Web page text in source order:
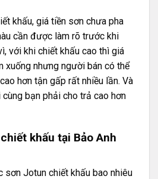
khấu, giá tiền sơn chưa pha
cần được làm rõ trước khi
với khi chiết khấu cao thì giá
xuống nhưng người bán có thể
hơn tận gấp rất nhiều lần. Và
bạn phải cho trả cao hơn
khấu tại Bảo Anh
sơn Jotun chiết khấu bao nhiêu